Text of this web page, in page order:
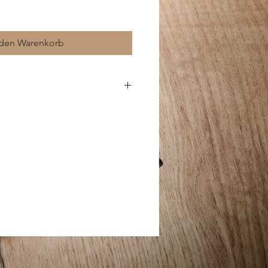
Warenkorb